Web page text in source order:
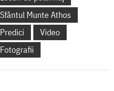
Sfântul Munte Athos
Predici
Video
Fotografii